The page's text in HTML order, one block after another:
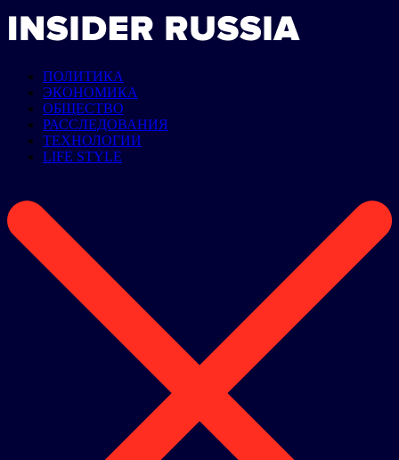
ПОЛИТИКА
ЭКОНОМИКА
ОБЩЕСТВО
РАССЛЕДОВАНИЯ
ТЕХНОЛОГИИ
LIFE STYLE